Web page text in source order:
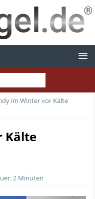
im Winter vor Kälte
Kälte
2 Minuten